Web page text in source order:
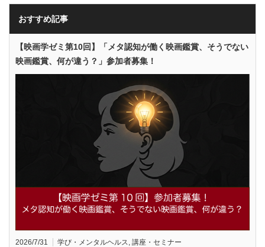
おすすめ記事
【映画学ゼミ第10回】「メタ認知が働く映画鑑賞、そうでない
映画鑑賞、何が違う？」参加者募集！
2026/7/31 学び・メンタルヘルス, 講座・セミナー